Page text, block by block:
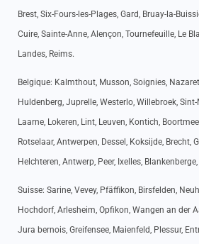
Brest, Six-Fours-les-Plages, Gard, Bruay-la-
Cuire, Sainte-Anne, Alençon, Tournefeuille, Le
Landes, Reims.
Belgique: Kalmthout, Musson, Soignies,
Huldenberg, Juprelle, Westerlo, Willebroek,
Laarne, Lokeren, Lint, Leuven, Kontich,
Rotselaar, Antwerpen, Dessel, Koksijde, Brecht,
Helchteren, Antwerp, Peer, Ixelles,
Suisse: Sarine, Vevey, Pfäffikon, Birsfelden,
Hochdorf, Arlesheim, Opfikon, Wangen an der
Jura bernois, Greifensee, Maienfeld, Plessur,